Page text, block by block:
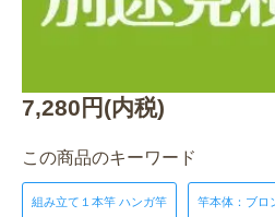
7,280円(内税)
この商品のキーワード
組み立て１本竿 ハンガ竿 竿本体：ブロ